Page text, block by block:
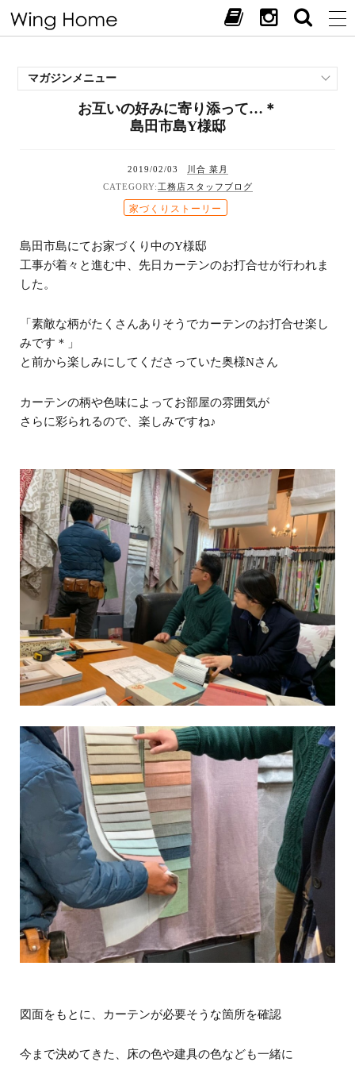
マガジンメニュー
施工事例
見学会・イベント
お施主様ブログ
お互いの好みに寄り添って…＊
島田市島Y様邸
2019/02/03
川合 菜月
工務店スタッフブログ
家づくりストーリー
島田市島にてお家づくり中のY様邸
工事が着々と進む中、先日カーテンのお打合せが行われま
した。
「素敵な柄がたくさんありそうでカーテンのお打合せ楽し
みです＊」
と前から楽しみにしてくださっていた奥様Nさん
カーテンの柄や色味によってお部屋の雰囲気が
さらに彩られるので、楽しみですね♪
図面をもとに、カーテンが必要そうな箇所を確認
今まで決めてきた、床の色や建具の色なども一緒に